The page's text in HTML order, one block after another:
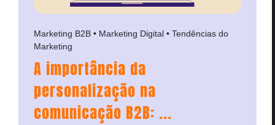
Marketing B2B • Marketing Digital • Tendências do
Marketing
A importância da
personalização na
comunicação B2B: ...